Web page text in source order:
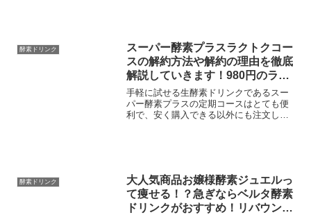
酵素ドリンク
スーパー酵素プラスラクトクコー
スの解約方法や解約の理由を徹底
解説していきます！980円のラク
トクコースで今すぐに申込しまし
ょう！
手軽に試せる生酵素ドリンクであるスー
パー酵素プラスの定期コースはとても便
利で、安く購入できる以外にも注文しな
酵素ドリンク
大人気商品お嬢様酵素ジュエルっ
て痩せる！？急ぎならベルタ酵素
ドリンクがおすすめ！リバウンド